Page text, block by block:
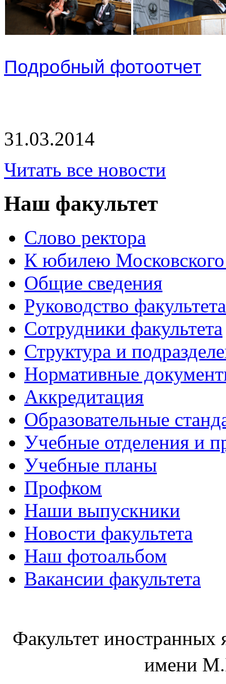
Подробный фотоотчет
31.03.2014
Читать все новости
Наш факультет
Слово ректора
К юбилею Московского
Общие сведения
Руководство факультета
Сотрудники факультета
Структура и
Нормативные
Аккредитация
Образовательные
Учебные отделения и
Учебные планы
Профком
Наши выпускники
Новости факультета
Наш фотоальбом
Вакансии факультета
Факультет
имени